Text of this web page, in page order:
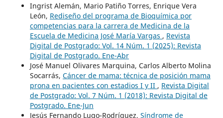
Ingrist Alemán, Mario Patiño Torres, Enrique Vera
León, Rediseño del programa de Bioquímica por
competencias para la carrera de Medicina de la
Escuela de Medicina José María Vargas , Revista
Digital de Postgrado: Vol. 14 Núm. 1 (2025): Revista
Digital de Postgrado. Ene-Abr
José Manuel Olivares Marquina, Carlos Alberto Molina
Socarrás, Cáncer de mama: técnica de posición mama
prona en pacientes con estadios I y II , Revista Digital
de Postgrado: Vol. 7 Núm. 1 (2018): Revista Digital de
Postgrado. Ene-Jun
Jesús Fernando Lugo-Rodríguez, Síndrome de